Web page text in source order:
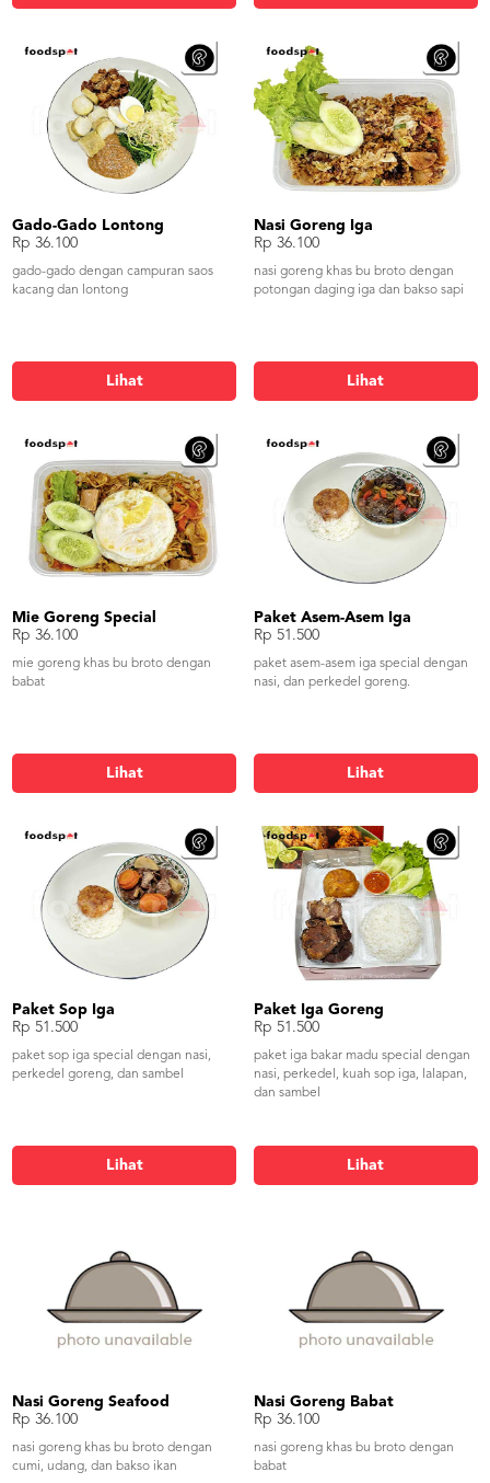
Gado-Gado Lontong
Rp 36.100
gado-gado dengan campuran saos
kacang dan lontong
Lihat
Nasi Goreng Iga
Rp 36.100
nasi goreng khas bu broto dengan
potongan daging iga dan bakso sapi
Lihat
Mie Goreng Special
Rp 36.100
mie goreng khas bu broto dengan
babat
Lihat
Paket Asem-Asem Iga
Rp 51.500
paket asem-asem iga special dengan
nasi, dan perkedel goreng.
Lihat
Paket Sop Iga
Rp 51.500
paket sop iga special dengan nasi,
perkedel goreng, dan sambel
Lihat
Paket Iga Goreng
Rp 51.500
paket iga bakar madu special dengan
nasi, perkedel, kuah sop iga, lalapan,
dan sambel
Lihat
Nasi Goreng Seafood
Rp 36.100
nasi goreng khas bu broto dengan
cumi, udang, dan bakso ikan
Nasi Goreng Babat
Rp 36.100
nasi goreng khas bu broto dengan
babat